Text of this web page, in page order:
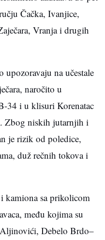
Čačka, Ivanjice,
Vranja i drugih
upozoravaju na učestale
naročito u
34 i u klisuri Korenatac
Zbog niskih jutarnjih i
je rizik od poledice,
duž rečnih tokova i
i kamiona sa prikolicom
među kojima su
Debelo Brdo–